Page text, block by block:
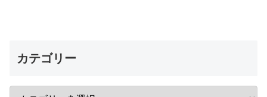
カテゴリー